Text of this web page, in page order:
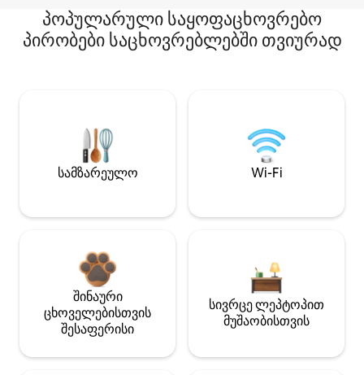
პოპულარული საყოფაცხოვრებო
პირობები საცხოვრებლებში თვიურად
სამზარეულო Wi-Fi
შინაური
ცხოველებისთვის
შესაფერისი
სივრცე ლეპტოპით
მუშაობისთვის